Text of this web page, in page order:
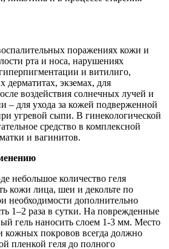
поражениях кожи и
рта и носа, нарушениях
и витилиго,
дерматитах, экземах, для
воздействия солнечных лучей и
– для ухода за кожей подверженной
угревой сыпи. В гинекологической
средство в комплексной
и вагинитов.
небольшое количество геля
кожи лица, шеи и декольте по
дополнительно
1–2 раза в сутки. На поврежденные
гель наносить слоем 1-3 мм. Место
кожных покровов всегда должно
пленкой геля до полного